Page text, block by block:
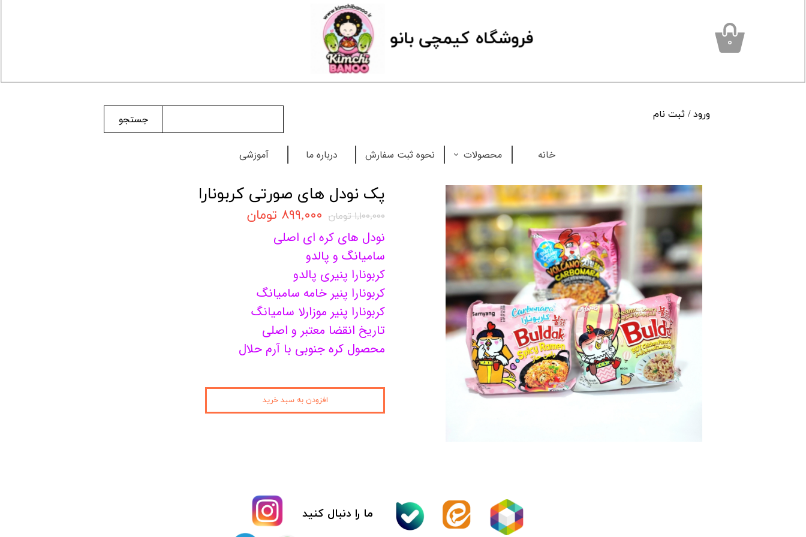
فروشگاه کیمچی بانو
جستجو ورود / ثبت نام
خروج از حساب کاربری
خانه
محصولات
نودل
چاپستیک
بابل تی
سس
کیمچی
اسنک
پاستیل و مارشمالو
دوکبوکی
وسایل سوشی
آدامس
عمده
نحوه ثبت سفارش درباره ما آموزشی
۰
پک نودل های صورتی کربونارا
۱,۱۰۰,۰۰۰ تومان ۸۹۹,۰۰۰ تومان
نودل های کره ای اصلی
سامیانگ و پالدو
کربونارا پنیری پالدو
کربونارا پنیر خامه سامیانگ
کربونارا پنیر موزارلا سامیانگ
تاریخ انقضا معتبر و اصلی
محصول کره جنوبی با آرم حلال
افزودن به سبد خرید
ما را دنبال کنید